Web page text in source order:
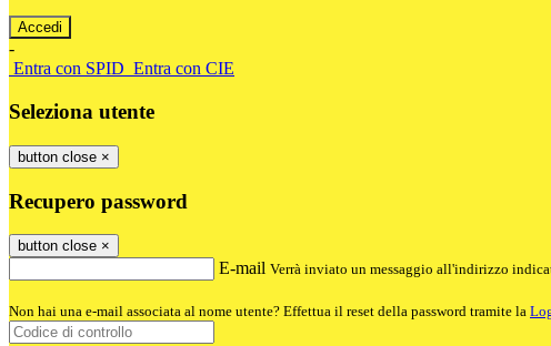
-
Entra con SPID Entra con CIE
Seleziona utente
button close ×
Recupero password
button close ×
E-mail Verrà inviato un messaggio all'indirizzo
Non hai una e-mail associata al nome utente? Effettua il reset della password tramite la